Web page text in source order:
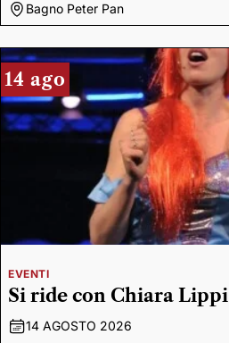
Bagno Peter Pan
14 ago
EVENTI
Si ride con Chiara Lippi
14 AGOSTO 2026